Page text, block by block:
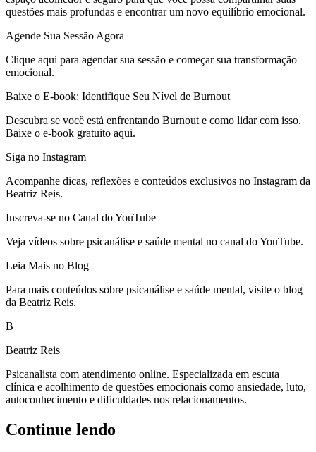
questões mais profundas e encontrar um novo equilíbrio emocional.
Agende Sua Sessão Agora
Clique aqui para agendar sua sessão e começar sua transformação
emocional.
Baixe o E-book: Identifique Seu Nível de Burnout
Descubra se você está enfrentando Burnout e como lidar com isso.
Baixe o e-book gratuito aqui.
Siga no Instagram
Acompanhe dicas, reflexões e conteúdos exclusivos no Instagram da
Beatriz Reis.
Inscreva-se no Canal do YouTube
Veja vídeos sobre psicanálise e saúde mental no canal do YouTube.
Leia Mais no Blog
Para mais conteúdos sobre psicanálise e saúde mental, visite o blog
da Beatriz Reis.
B
Beatriz Reis
Psicanalista com atendimento online. Especializada em escuta
clínica e acolhimento de questões emocionais como ansiedade, luto,
autoconhecimento e dificuldades nos relacionamentos.
Continue lendo